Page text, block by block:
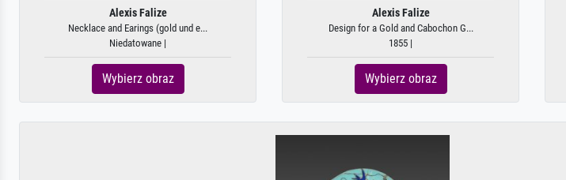
Alexis Falize
Necklace and Earings (gold und e...
Niedatowane |
Wybierz obraz
Alexis Falize
Design for a Gold and Cabochon G...
1855 |
Wybierz obraz